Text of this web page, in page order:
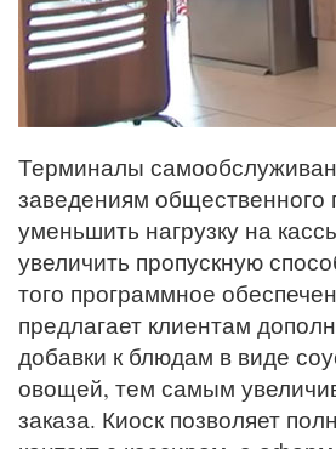
Терминалы
заведениям общественного
уменьшить нагрузку на
увеличить пропускную
того программное
предлагает клиентам
добавки к блюдам в виде
овощей, тем самым
заказа. Киоск позволяет